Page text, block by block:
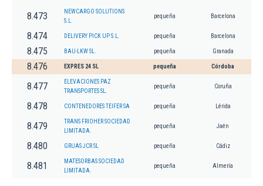
8.473
NEWCARGO SOLUTIONS
S.L.
pequeña Barcelona
8.474 DELIVERY PICK UP S.L. pequeña Barcelona
8.475 BAU-LKW SL. pequeña Granada
8.476 EXPRES 24 SL pequeña Córdoba
8.477
ELEVACIONES PAZ
TRANSPORTES SL.
pequeña Coruña
8.478 CONTENEDORES TEIFER SA pequeña Lérida
8.479
TRANS FRIOHER SOCIEDAD
LIMITADA.
pequeña Jaén
8.480 GRUAS JCR SL pequeña Cádiz
8.481
MATESORBAS SOCIEDAD
LIMITADA.
pequeña Almería